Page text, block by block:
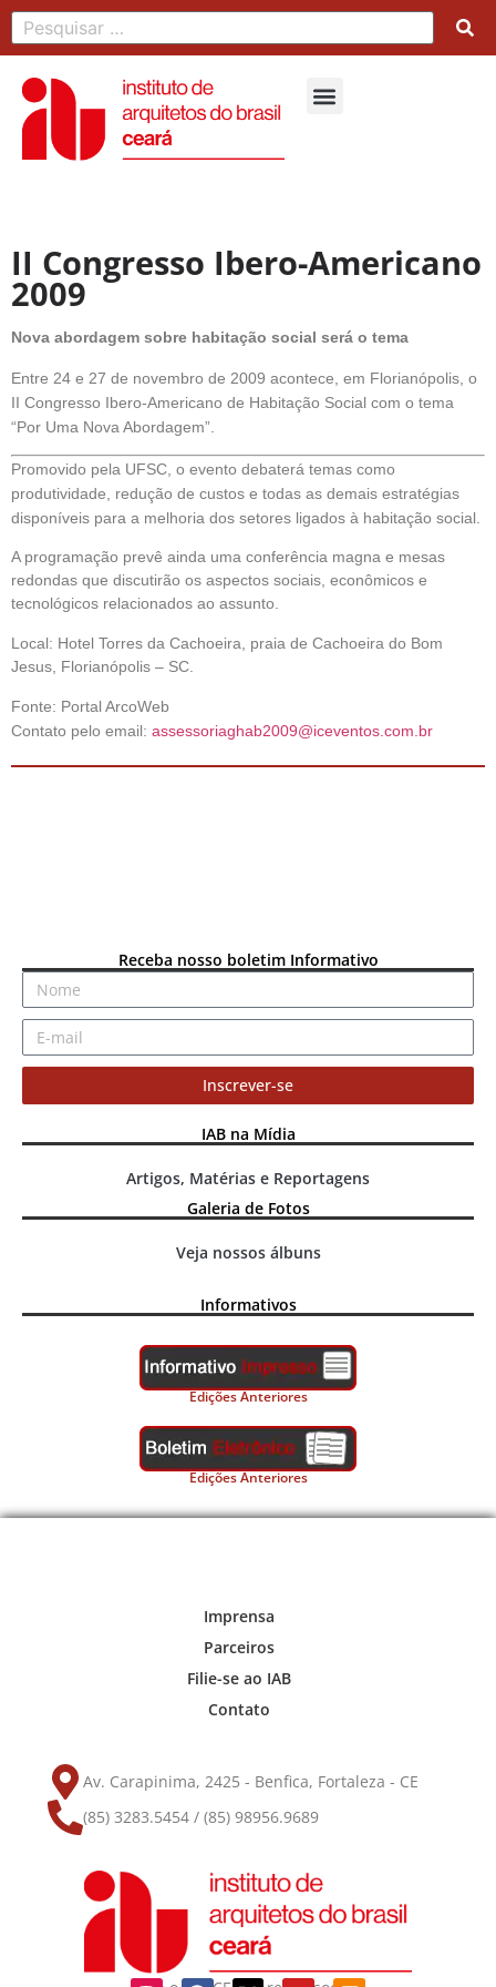
II Congresso Ibero-Americano
2009
Nova abordagem sobre habitação social será o tema
Entre 24 e 27 de novembro de 2009 acontece, em Florianópolis, o
II Congresso Ibero-Americano de Habitação Social com o tema
“Por Uma Nova Abordagem”.
Promovido pela UFSC, o evento debaterá temas como
produtividade, redução de custos e todas as demais estratégias
disponíveis para a melhoria dos setores ligados à habitação social.
A programação prevê ainda uma conferência magna e mesas
redondas que discutirão os aspectos sociais, econômicos e
tecnológicos relacionados ao assunto.
Local: Hotel Torres da Cachoeira, praia de Cachoeira do Bom
Jesus, Florianópolis – SC.
Fonte: Portal ArcoWeb
Contato pelo email: assessoriaghab2009@iceventos.com.br
Receba nosso boletim Informativo
Inscrever-se
IAB na Mídia
Artigos, Matérias e Reportagens
Galeria de Fotos
Veja nossos álbuns
Informativos
Edições Anteriores
Edições Anteriores
Imprensa
Parceiros
Filie-se ao IAB
Contato
Av. Carapinima, 2425 - Benfica, Fortaleza - CE
(85) 3283.5454 / (85) 98956.9689